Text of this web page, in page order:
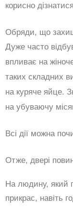
корисно
Обряди, що
Дуже часто
впливає на
таких складних
на куряче яйце.
на убуваючу
Всі дії можна
Отже, двері
На людину, який
прикрас, навіть